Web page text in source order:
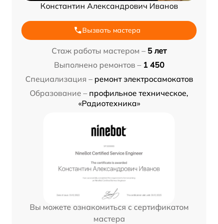
Константин Александрович Иванов
Вызвать мастера
Стаж работы мастером – 5 лет
Выполнено ремонтов – 1 450
Специализация – ремонт электросамокатов
Образование – профильное техническое,
«Радиотехника»
Вы можете ознакомиться с сертификатом
мастера